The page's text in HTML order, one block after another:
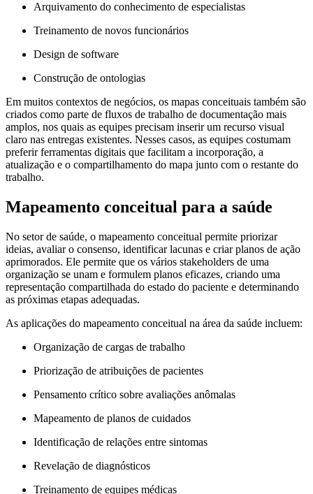
Arquivamento do conhecimento de especialistas
Treinamento de novos funcionários
Design de software
Construção de ontologias
Em muitos contextos de negócios, os mapas conceituais também são
criados como parte de fluxos de trabalho de documentação mais
amplos, nos quais as equipes precisam inserir um recurso visual
claro nas entregas existentes. Nesses casos, as equipes costumam
preferir ferramentas digitais que facilitam a incorporação, a
atualização e o compartilhamento do mapa junto com o restante do
trabalho.
Mapeamento conceitual para a saúde
No setor de saúde, o mapeamento conceitual permite priorizar
ideias, avaliar o consenso, identificar lacunas e criar planos de ação
aprimorados. Ele permite que os vários stakeholders de uma
organização se unam e formulem planos eficazes, criando uma
representação compartilhada do estado do paciente e determinando
as próximas etapas adequadas.
As aplicações do mapeamento conceitual na área da saúde incluem:
Organização de cargas de trabalho
Priorização de atribuições de pacientes
Pensamento crítico sobre avaliações anômalas
Mapeamento de planos de cuidados
Identificação de relações entre sintomas
Revelação de diagnósticos
Treinamento de equipes médicas